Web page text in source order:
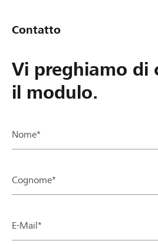
Contatto
Vi preghiamo di
il modulo.
Nome*
Cognome*
E-Mail*